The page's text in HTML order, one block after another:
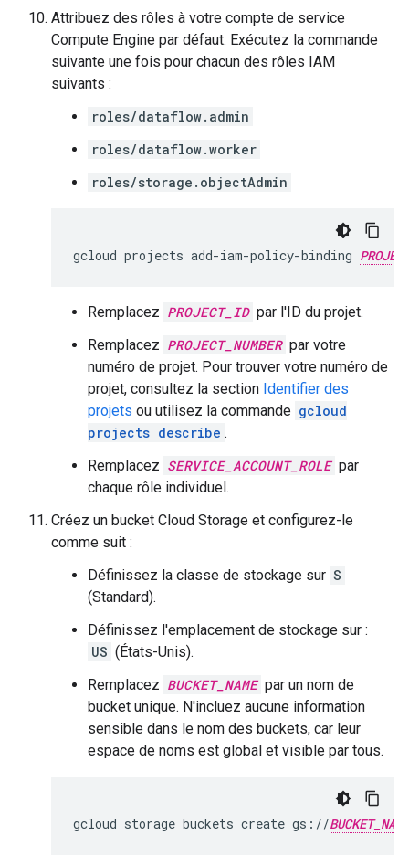
Attribuez des rôles à votre compte de service
Compute Engine par défaut. Exécutez la commande
suivante une fois pour chacun des rôles IAM
suivants :
roles/dataflow.admin
roles/dataflow.worker
roles/storage.objectAdmin
gcloud projects add-iam-policy-binding
Remplacez PROJECT_ID par l'ID du projet.
Remplacez PROJECT_NUMBER par votre
numéro de projet. Pour trouver votre numéro de
projet, consultez la section Identifier des
projets ou utilisez la commande gcloud
projects describe .
Remplacez SERVICE_ACCOUNT_ROLE par
chaque rôle individuel.
Créez un bucket Cloud Storage et configurez-le
comme suit :
Définissez la classe de stockage sur S
(Standard).
Définissez l'emplacement de stockage sur :
US (États-Unis).
Remplacez BUCKET_NAME par un nom de
bucket unique. N'incluez aucune information
sensible dans le nom des buckets, car leur
espace de noms est global et visible par tous.
gcloud storage buckets create gs://BUCKET_NAME